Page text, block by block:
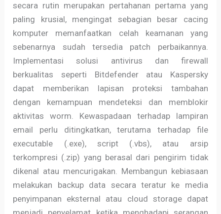
secara rutin merupakan pertahanan pertama yang
paling krusial, mengingat sebagian besar cacing
komputer memanfaatkan celah keamanan yang
sebenarnya sudah tersedia patch perbaikannya.
Implementasi solusi antivirus dan firewall
berkualitas seperti Bitdefender atau Kaspersky
dapat memberikan lapisan proteksi tambahan
dengan kemampuan mendeteksi dan memblokir
aktivitas worm. Kewaspadaan terhadap lampiran
email perlu ditingkatkan, terutama terhadap file
executable (.exe), script (.vbs), atau arsip
terkompresi (.zip) yang berasal dari pengirim tidak
dikenal atau mencurigakan. Membangun kebiasaan
melakukan backup data secara teratur ke media
penyimpanan eksternal atau cloud storage dapat